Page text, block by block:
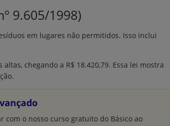
9.605/1998)
em lugares não permitidos. Isso inclui
chegando a R$ 18.420,79. Essa lei mostra
com o nosso curso gratuito do Básico ao